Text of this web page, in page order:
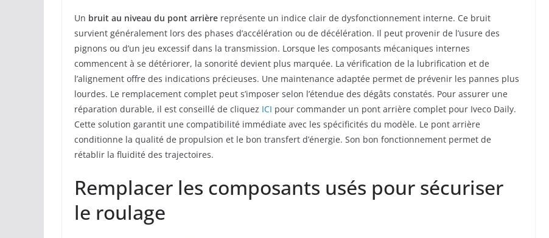
Un bruit au niveau du pont arrière représente un indice clair de dysfonctionnement interne. Ce bruit
survient généralement lors des phases d’accélération ou de décélération. Il peut provenir de l’usure des
pignons ou d’un jeu excessif dans la transmission. Lorsque les composants mécaniques internes
commencent à se détériorer, la sonorité devient plus marquée. La vérification de la lubrification et de
l’alignement offre des indications précieuses. Une maintenance adaptée permet de prévenir les pannes plus
lourdes. Le remplacement complet peut s’imposer selon l’étendue des dégâts constatés. Pour assurer une
réparation durable, il est conseillé de cliquez ICI pour commander un pont arrière complet pour Iveco Daily.
Cette solution garantit une compatibilité immédiate avec les spécificités du modèle. Le pont arrière
conditionne la qualité de propulsion et le bon transfert d’énergie. Son bon fonctionnement permet de
rétablir la fluidité des trajectoires.
Remplacer les composants usés pour sécuriser
le roulage